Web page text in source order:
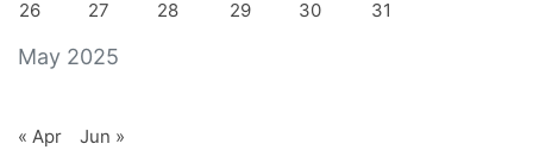
May 2025
26
27 28 29 30 31
« Apr Jun »